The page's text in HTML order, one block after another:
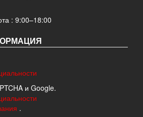
: 9:00–18:00
и Google.
.